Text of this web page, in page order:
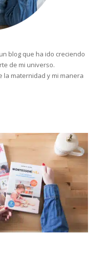
blog que ha ido creciendo
de mi universo.
la maternidad y mi manera